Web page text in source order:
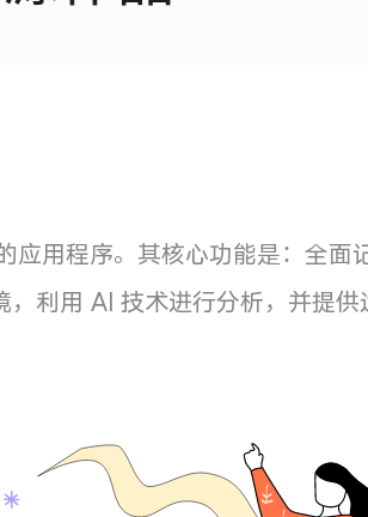
用程序。其核心功能是：全面
利用 AI 技术进行分析，并提供